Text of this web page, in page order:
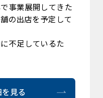
事業展開してきた
の出店を予定して
不足しているた
見る